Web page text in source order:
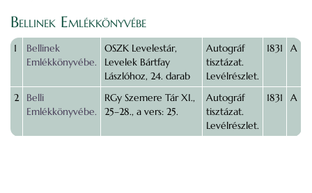
Bellinek Emlékkönyvébe
1
Bellinek
Emlékkönyvébe.
OSZK Levelestár,
Levelek Bártfay
Lászlóhoz, 24. darab
Autográf
tisztázat.
Levélrészlet.
1831 A
2
Belli
Emlékkönyvébe.
RGy Szemere Tár XI.,
25–28., a vers: 25.
Autográf
tisztázat.
Levélrészlet.
1831 A